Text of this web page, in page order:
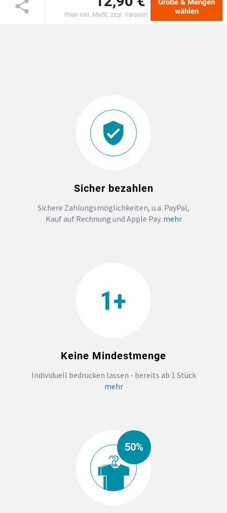
EINSCHULUNG
PRINT ON DEMAND
Preis inkl. MwSt. zzgl. Versand
Größe & Mengen
wählen
Sicher bezahlen
Sichere Zahlungsmöglichkeiten, u.a. PayPal,
Kauf auf Rechnung und Apple Pay. mehr
Keine Mindestmenge
Individuell bedrucken lassen - bereits ab 1 Stück
mehr
50%